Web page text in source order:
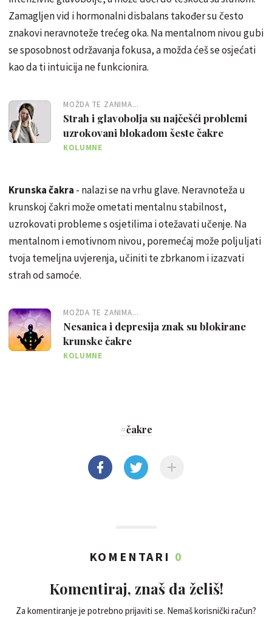
Zamagljen vid i hormonalni disbalans također su često
znakovi neravnoteže trećeg oka. Na mentalnom nivou gubi
se sposobnost održavanja fokusa, a možda ćeš se osjećati
kao da ti intuicija ne funkcionira.
MOŽDA TE ZANIMA...
Strah i glavobolja su najčešći problemi
uzrokovani blokadom šeste čakre
KOLUMNE
Krunska čakra - nalazi se na vrhu glave. Neravnoteža u
krunskoj čakri može ometati mentalnu stabilnost,
uzrokovati probleme s osjetilima i otežavati učenje. Na
mentalnom i emotivnom nivou, poremećaj može poljuljati
tvoja temeljna uvjerenja, učiniti te zbrkanom i izazvati
strah od samoće.
MOŽDA TE ZANIMA...
Nesanica i depresija znak su blokirane
krunske čakre
KOLUMNE
#čakre
KOMENTARI 0
Komentiraj, znaš da želiš!
Za komentiranje je potrebno prijaviti se. Nemaš korisnički račun?